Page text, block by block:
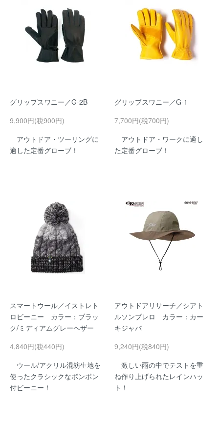
グリップスワニー／G-2B
9,900円(税900円)
アウトドア・ツーリングに
適した定番グローブ！
グリップスワニー／G-1
7,700円(税700円)
アウトドア・ワークに適し
た定番グローブ！
スマートウール／イストレト
ロビーニー カラー：ブラッ
ク/ミディアムグレーヘザー
4,840円(税440円)
ウール/アクリル混紡生地を
使ったクラシックなボンボン
付ビーニー！
アウトドアリサーチ／シアト
ルソンブレロ カラー：カー
キジャバ
9,240円(税840円)
激しい雨の中でテストを重
ね作り上げられたレインハッ
ト！